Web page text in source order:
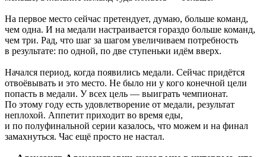
На первое место сейчас претендует, думаю, больше команд,
чем одна. И на медали настраивается гораздо больше команд,
чем три. Рад, что шаг за шагом увеличиваем потребность
в результате: по одной, по две ступеньки идём вверх.
Начался период, когда появились медали. Сейчас придётся
отвоёвывать и это место. Не было ни у кого конечной цели
попасть в медали. У всех цель — выиграть чемпионат.
По этому году есть удовлетворение от медали, результат
неплохой. Аппетит приходит во время еды,
и по полуфинальной серии казалось, что можем и на финал
замахнуться. Час ещё просто не настал.